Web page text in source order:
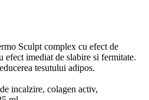
Sculpt complex cu efect de
efect imediat de slabire si fermitate.
tesutului adipos.
incalzire, colagen activ,